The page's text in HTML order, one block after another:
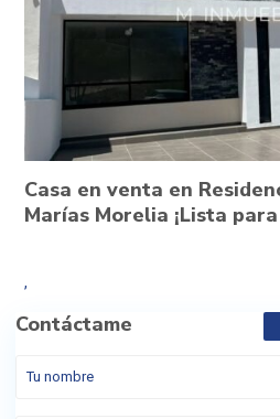
Casa en venta en
Marías Morelia ¡Lista
,
Contáctame